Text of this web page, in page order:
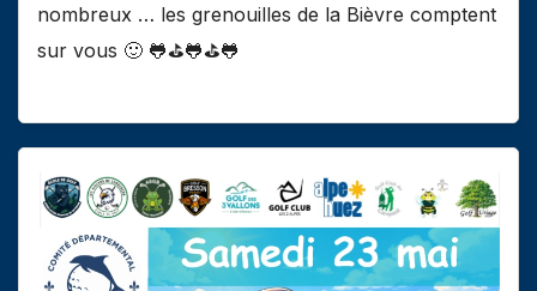
nombreux … les grenouilles de la Bièvre comptent
sur vous 🙂 🐸⛳️🐸⛳️🐸